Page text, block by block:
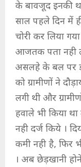
के बावजूद इनकी
साल पहले दिन में
चोरी कर लिया
आजतक पता नही
असलहे के बल पर
को ग्रामीणों ने
लगी थी और
हवाले भी किया
नही दर्ज किये ।
कमी नही है, फिर
। अब छेड़खानी